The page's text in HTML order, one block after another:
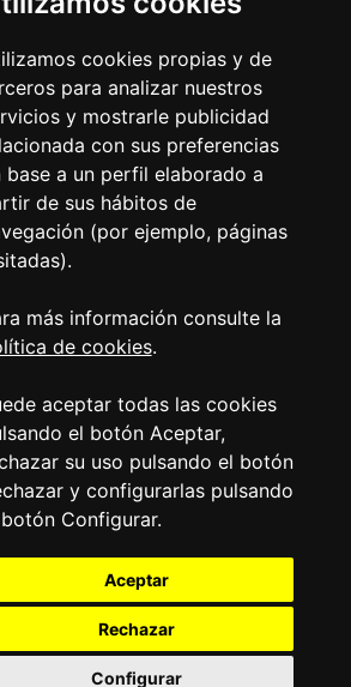
cookies propias y de
para analizar nuestros
y mostrarle publicidad
con sus preferencias
base a un perfil elaborado a
de sus hábitos de
(por ejemplo, páginas
más información consulte la
de cookies.
aceptar todas las cookies
el botón Aceptar,
su uso pulsando el botón
y configurarlas pulsando
Configurar.
Aceptar
Rechazar
Configurar
es una Entidad de
licencia del Banco de
en cambio de
pagos y
que presta estos
como a
| Atención al Cliente
web
Política de Calidad
Canal Externo | Accesibilidad
- Powered by